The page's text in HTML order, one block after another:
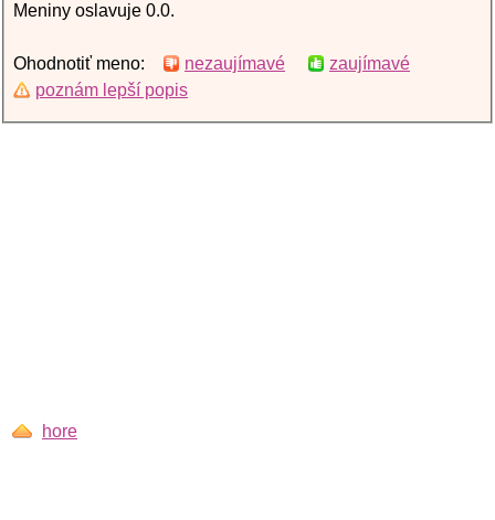
Meniny oslavuje 0.0.
Ohodnotiť meno: nezaujímavé
zaujímavé
poznám lepší popis
hore